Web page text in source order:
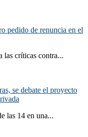
pedido de renuncia en el
las críticas contra...
se debate el proyecto
las 14 en una...